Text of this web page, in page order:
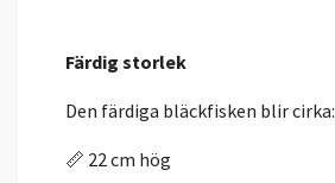
Färdig storlek
Den färdiga bläckfisken blir cirka:
📏 22 cm hög